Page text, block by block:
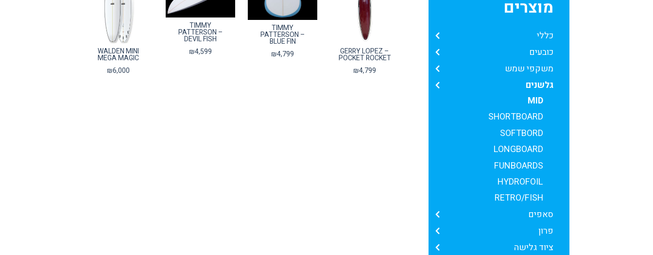
GERRY LOPEZ –
POCKET ROCKET
₪4,799
TIMMY
PATTERSON –
BLUE FIN
₪4,799
TIMMY
PATTERSON –
DEVIL FISH
₪4,599
WALDEN MINI
MEGA MAGIC
₪6,000
מוצרים
כללי
כובעים
משקפי שמש
גלשנים
MID
SHORTBOARD
SOFTBORD
LONGBOARD
FUNBOARDS
HYDROFOIL
RETRO/FISH
סאפים
פרון
ציוד גלישה